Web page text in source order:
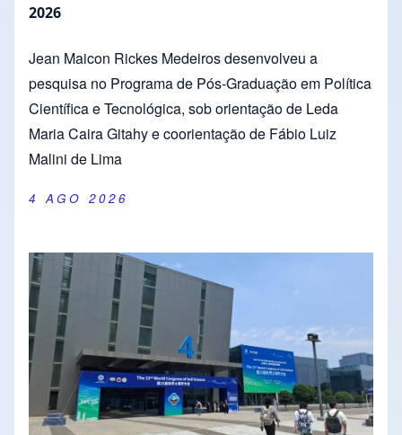
2026
Jean Maicon Rickes Medeiros desenvolveu a
pesquisa no Programa de Pós-Graduação em Política
Científica e Tecnológica, sob orientação de Leda
Maria Caira Gitahy e coorientação de Fábio Luiz
Malini de Lima
4 AGO 2026